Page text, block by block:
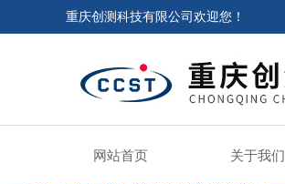
重庆创测科技有限公司欢迎您！
网站首页 关于我们